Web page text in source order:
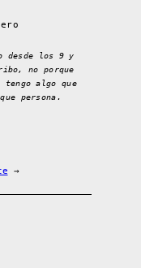
desde los 9 y
no porque
algo que
persona.
→